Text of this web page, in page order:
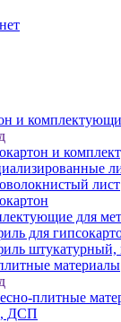
и
и
лист
для
для
штукатурный,
материалы
плитные
ДСП